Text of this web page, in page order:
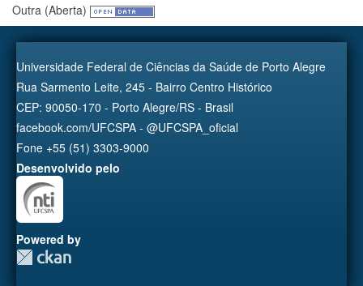
Outra (Aberta)
Universidade Federal de Ciências da Saúde de Porto Alegre
Rua Sarmento Leite, 245 - Bairro Centro Histórico
CEP: 90050-170 - Porto Alegre/RS - Brasil
facebook.com/UFCSPA - @UFCSPA_oficial
Fone +55 (51) 3303-9000
Desenvolvido pelo
Powered by